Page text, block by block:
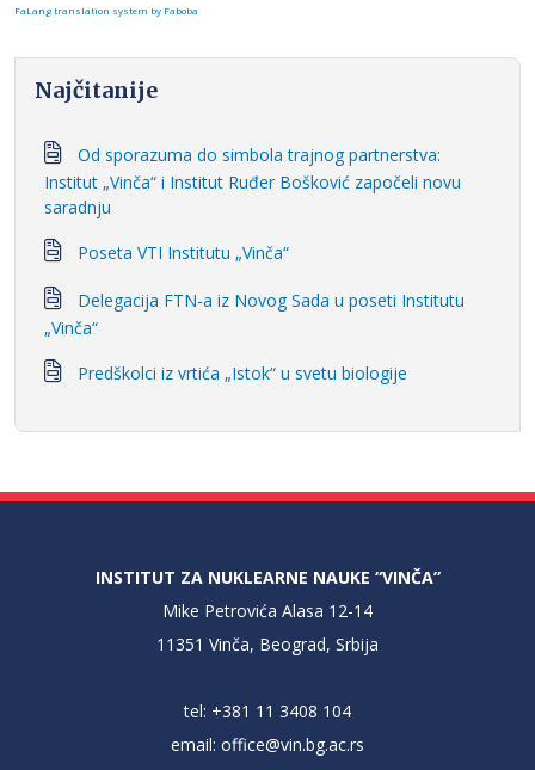
FaLang translation system by Faboba
Najčitanije
Od sporazuma do simbola trajnog partnerstva:
Institut „Vinča“ i Institut Ruđer Bošković započeli novu
saradnju
Poseta VTI Institutu „Vinča“
Delegacija FTN-a iz Novog Sada u poseti Institutu
„Vinča“
Predškolci iz vrtića „Istok“ u svetu biologije
INSTITUT ZA NUKLEARNE NAUKE “VINČA”
Mike Petrovića Alasa 12-14
11351 Vinča, Beograd, Srbija
tel: +381 11 3408 104
email: office@vin.bg.ac.rs